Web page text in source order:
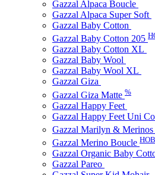
Gazzal Alpaca Boucle
Gazzal Alpaca Super Soft
Gazzal Baby Cotton
Gazzal Baby Cotton 205
Gazzal Baby Cotton XL
Gazzal Baby Wool
Gazzal Baby Wool XL
Gazzal Giza
Gazzal Giza Matte %
Gazzal Happy Feet
Gazzal Happy Feet Uni
Gazzal Marilyn & Merinos
Gazzal Merino Boucle
Gazzal Organic Baby
Gazzal Pareo